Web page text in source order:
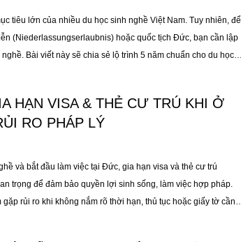
tiêu lớn của nhiều du học sinh nghề Việt Nam. Tuy nhiên, để
(Niederlassungserlaubnis) hoặc quốc tịch Đức, bạn cần lập
Bài viết này sẽ chia sẻ lộ trình 5 năm chuẩn cho du học
HẠN VISA & THẺ CƯ TRÚ KHI Ở
RO PHÁP LÝ
và bắt đầu làm việc tại Đức, gia hạn visa và thẻ cư trú
trọng để đảm bảo quyền lợi sinh sống, làm việc hợp pháp.
gặp rủi ro khi không nắm rõ thời hạn, thủ tục hoặc giấy tờ cần